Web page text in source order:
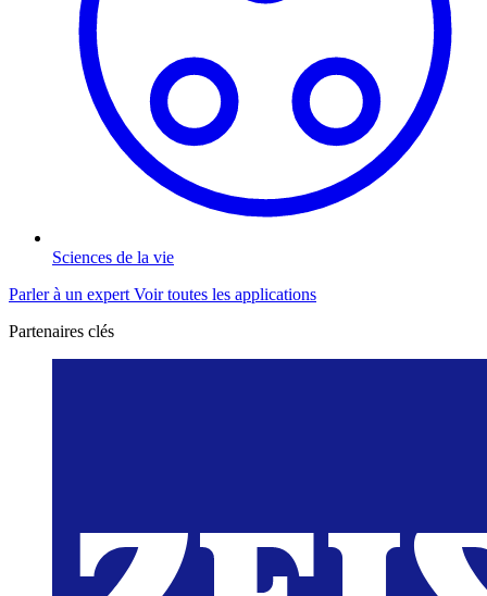
Sciences de la vie
Parler à un expert Voir toutes les applications
Partenaires clés